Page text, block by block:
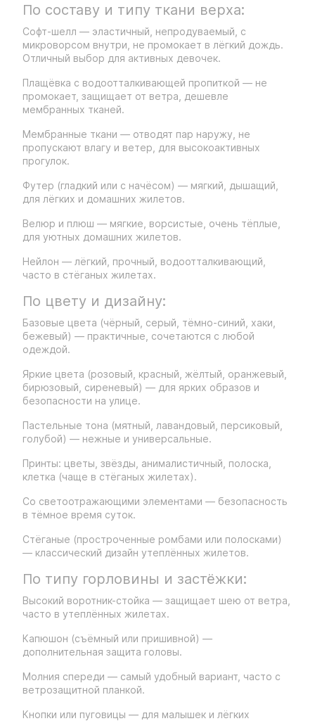
По составу и типу ткани верха:
Софт-шелл — эластичный, непродуваемый, с
микроворсом внутри, не промокает в лёгкий дождь.
Отличный выбор для активных девочек.
Плащёвка с водоотталкивающей пропиткой — не
промокает, защищает от ветра, дешевле
мембранных тканей.
Мембранные ткани — отводят пар наружу, не
пропускают влагу и ветер, для высокоактивных
прогулок.
Футер (гладкий или с начёсом) — мягкий, дышащий,
для лёгких и домашних жилетов.
Велюр и плюш — мягкие, ворсистые, очень тёплые,
для уютных домашних жилетов.
Нейлон — лёгкий, прочный, водоотталкивающий,
часто в стёганых жилетах.
По цвету и дизайну:
Базовые цвета (чёрный, серый, тёмно-синий, хаки,
бежевый) — практичные, сочетаются с любой
одеждой.
Яркие цвета (розовый, красный, жёлтый, оранжевый,
бирюзовый, сиреневый) — для ярких образов и
безопасности на улице.
Пастельные тона (мятный, лавандовый, персиковый,
голубой) — нежные и универсальные.
Принты: цветы, звёзды, анималистичный, полоска,
клетка (чаще в стёганых жилетах).
Со светоотражающими элементами — безопасность
в тёмное время суток.
Стёганые (простроченные ромбами или полосками)
— классический дизайн утеплённых жилетов.
По типу горловины и застёжки:
Высокий воротник-стойка — защищает шею от ветра,
часто в утеплённых жилетах.
Капюшон (съёмный или пришивной) —
дополнительная защита головы.
Молния спереди — самый удобный вариант, часто с
ветрозащитной планкой.
Кнопки или пуговицы — для малышек и лёгких